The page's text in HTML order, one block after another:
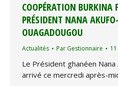
COOPÉRATION BURKINA
PRÉSIDENT NANA
OUAGADOUGOU
Actualités Par Gestionnaire
Le Président ghanéen
arrivé ce mercredi après-